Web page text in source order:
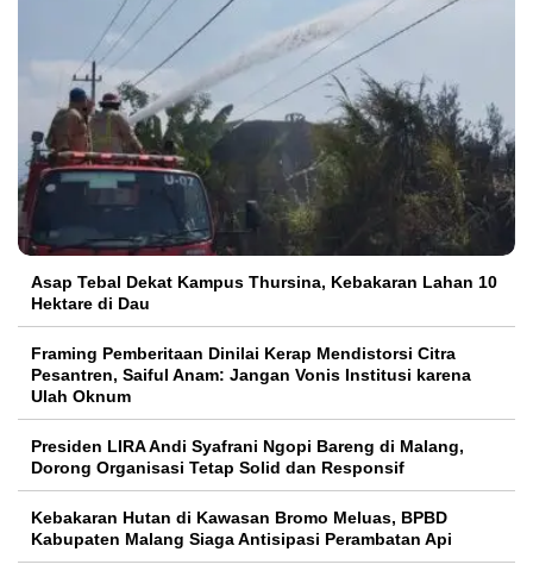
Asap Tebal Dekat Kampus Thursina, Kebakaran Lahan 10
Hektare di Dau
Framing Pemberitaan Dinilai Kerap Mendistorsi Citra
Pesantren, Saiful Anam: Jangan Vonis Institusi karena
Ulah Oknum
Presiden LIRA Andi Syafrani Ngopi Bareng di Malang,
Dorong Organisasi Tetap Solid dan Responsif
Kebakaran Hutan di Kawasan Bromo Meluas, BPBD
Kabupaten Malang Siaga Antisipasi Perambatan Api